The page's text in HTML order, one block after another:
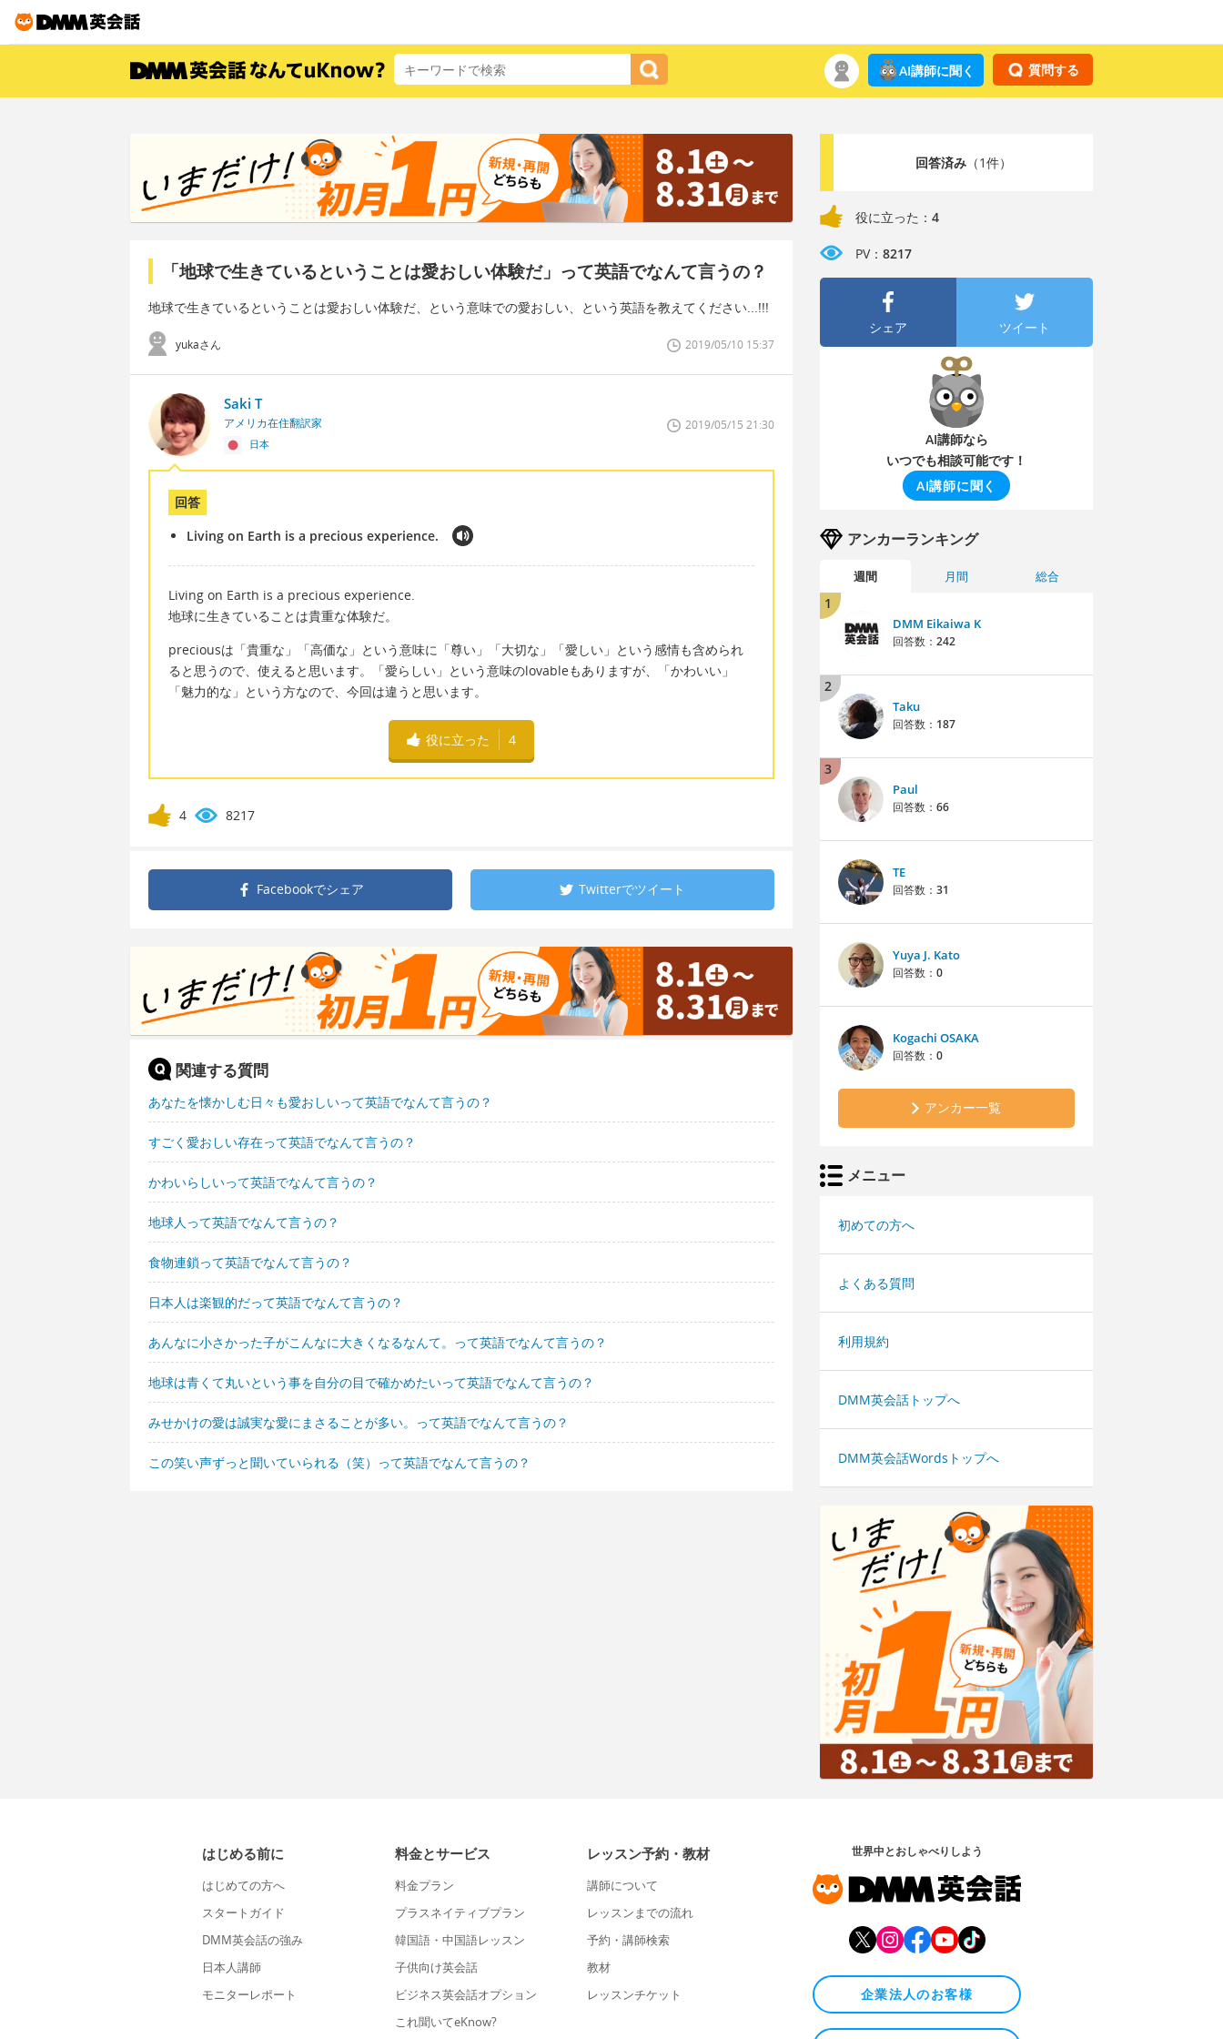
質問する
AI講師に聞く
「地球で生きているということは愛おしい体験だ」って英語でなんて言うの？
地球で生きているということは愛おしい体験だ、という意味での愛おしい、という英語を教えてください...!!!
yukaさん 2019/05/10 15:37
Saki T
アメリカ在住翻訳家
日本
2019/05/15 21:30
回答
Living on Earth is a precious experience.
Living on Earth is a precious experience.
地球に生きていることは貴重な体験だ。
preciousは「貴重な」「高価な」という意味に「尊い」「大切な」「愛しい」という感情も含められ
ると思うので、使えると思います。「愛らしい」という意味のlovableもありますが、「かわいい」
「魅力的な」という方なので、今回は違うと思います。
役に立った 4
4 8217
Facebookでシェア Twitterでツイート
関連する質問
あなたを懐かしむ日々も愛おしいって英語でなんて言うの？
すごく愛おしい存在って英語でなんて言うの？
かわいらしいって英語でなんて言うの？
地球人って英語でなんて言うの？
食物連鎖って英語でなんて言うの？
日本人は楽観的だって英語でなんて言うの？
あんなに小さかった子がこんなに大きくなるなんて。って英語でなんて言うの？
地球は青くて丸いという事を自分の目で確かめたいって英語でなんて言うの？
みせかけの愛は誠実な愛にまさることが多い。って英語でなんて言うの？
この笑い声ずっと聞いていられる（笑）って英語でなんて言うの？
回答済み（1件）
役に立った： 4
PV： 8217
シェア ツイート
AI講師なら
いつでも相談可能です！
AI講師に聞く
アンカーランキング
週間 月間 総合
1
DMM Eikaiwa K
回答数： 242
2
Taku
回答数： 187
3
Paul
回答数： 66
TE
回答数： 31
Yuya J. Kato
回答数： 0
Kogachi OSAKA
回答数： 0
アンカー一覧
メニュー
初めての方へ
よくある質問
利用規約
DMM英会話トップへ
DMM英会話Wordsトップへ
はじめる前に
はじめての方へ
スタートガイド
DMM英会話の強み
日本人講師
モニターレポート
料金とサービス
料金プラン
プラスネイティブプラン
韓国語・中国語レッスン
子供向け英会話
ビジネス英会話オプション
これ聞いてeKnow?
レッスン予約・教材
講師について
レッスンまでの流れ
予約・講師検索
教材
レッスンチケット
世界中とおしゃべりしよう
企業法人のお客様